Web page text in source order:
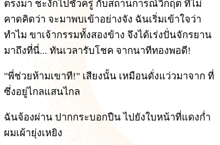
ตรงมา ชะงักไปชั่วครู่ กับสถานการณ์วิกฤต ที่ไม่
คาดคิดว่า จะมาพบเข้าอย่างจัง ฉันเริ่มเข้าใจว่า
ทำไม ขาเจ้ากรรมทั้งสองข้าง จึงได้เร่งปั่นจักรยาน
มาถึงที่นี่... ทันเวลารับโชค จากนาทีทองพอดี!
"พี่ช่วยห้ามเขาที!" เสียงนั้น เหมือนดั่งแว่วมาจาก ที่
ซึ่งอยู่ไกลแสนไกล
ฉันจ้องผ่าน ปากกระบอกปืน ไปยังใบหน้าที่แดงก่ำ
ผมเผ้ายุ่งเหยิง